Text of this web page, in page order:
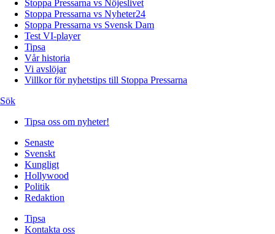
Stoppa Pressarna vs Nöjeslivet
Stoppa Pressarna vs Nyheter24
Stoppa Pressarna vs Svensk Dam
Test VI-player
Tipsa
Vår historia
Vi avslöjar
Villkor för nyhetstips till Stoppa Pressarna
Sök
Tipsa oss om nyheter!
Senaste
Svenskt
Kungligt
Hollywood
Politik
Redaktion
Tipsa
Kontakta oss